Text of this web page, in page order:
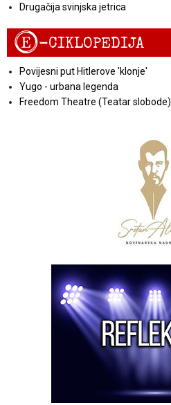
Drugačija svinjska jetrica
E-CIKLOPEDIJA
Povijesni put Hitlerove 'klonje'
Yugo - urbana legenda
Freedom Theatre (Teatar slobode)